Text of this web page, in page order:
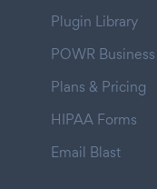
Plugin Library
POWR Business
Plans & Pricing
HIPAA Forms
Email Blast